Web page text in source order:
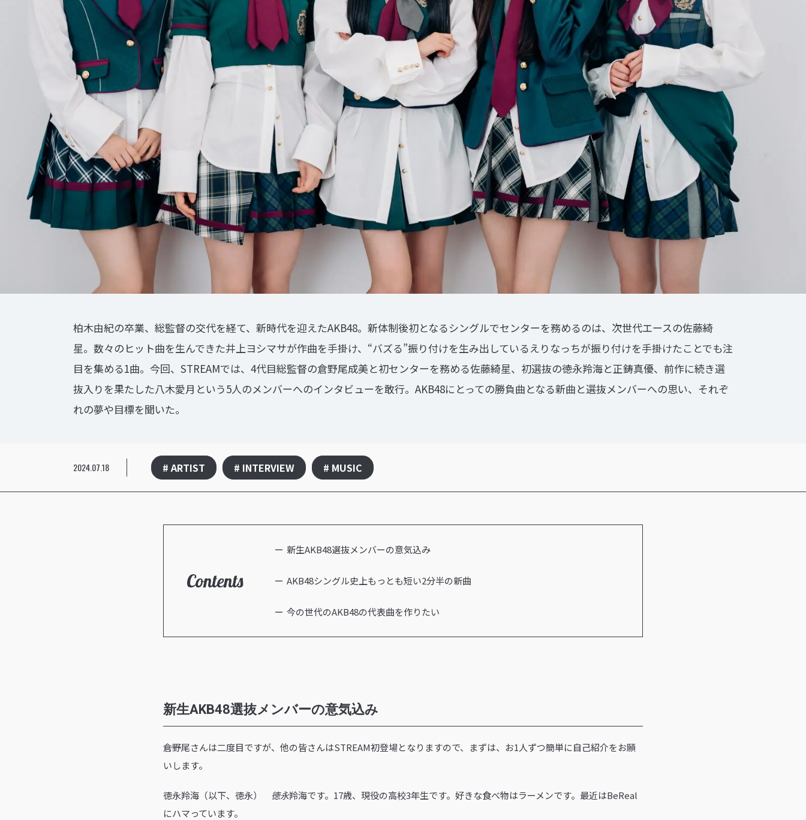
柏木由紀の卒業、総監督の交代を経て、新時代を迎えたAKB48。新体制後初となるシングルでセンターを務めるのは、次世代エースの佐藤綺
星。数々のヒット曲を生んできた井上ヨシマサが作曲を手掛け、“バズる”振り付けを生み出しているえりなっちが振り付けを手掛けたことでも注
目を集める1曲。今回、STREAMでは、4代目総監督の倉野尾成美と初センターを務める佐藤綺星、初選抜の徳永羚海と正鋳真優、前作に続き選
抜入りを果たした八木愛月という5人のメンバーへのインタビューを敢行。AKB48にとっての勝負曲となる新曲と選抜メンバーへの思い、それぞ
れの夢や目標を聞いた。
2024.07.18 # ARTIST # INTERVIEW # MUSIC
Contents
新生AKB48選抜メンバーの意気込み
AKB48シングル史上もっとも短い2分半の新曲
今の世代のAKB48の代表曲を作りたい
新生AKB48選抜メンバーの意気込み
――倉野尾さんは二度目ですが、他の皆さんはSTREAM初登場となりますので、まずは、お1人ずつ簡単に自己紹介をお願
いします。
徳永羚海（以下、徳永） 徳永羚海です。17歳、現役の高校3年生です。好きな食べ物はラーメンです。最近はBeReal
にハマっています。